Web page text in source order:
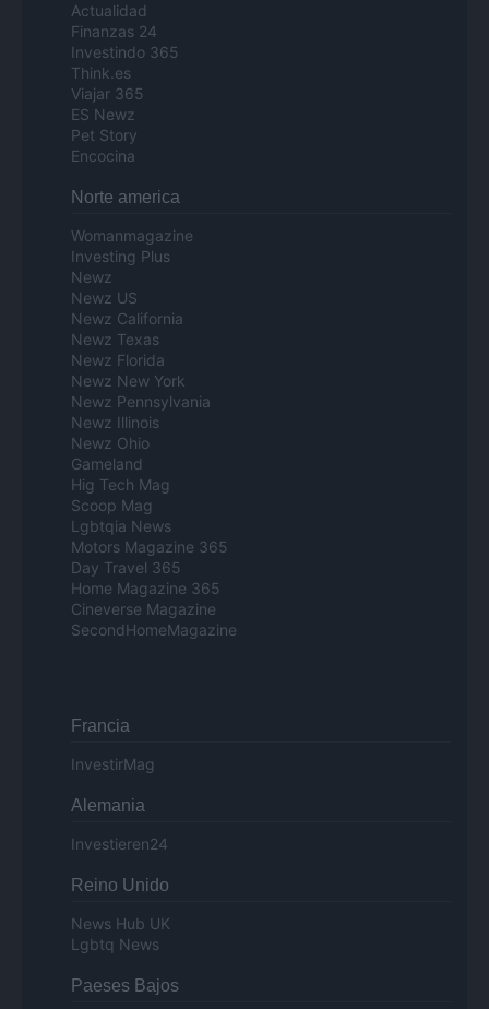
Actualidad
Finanzas 24
Investindo 365
Think.es
Viajar 365
ES Newz
Pet Story
Encocina
Norte america
Womanmagazine
Investing Plus
Newz
Newz US
Newz California
Newz Texas
Newz Florida
Newz New York
Newz Pennsylvania
Newz Illinois
Newz Ohio
Gameland
Hig Tech Mag
Scoop Mag
Lgbtqia News
Motors Magazine 365
Day Travel 365
Home Magazine 365
Cineverse Magazine
SecondHomeMagazine
Francia
InvestirMag
Alemania
Investieren24
Reino Unido
News Hub UK
Lgbtq News
Paeses Bajos